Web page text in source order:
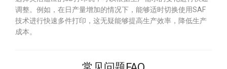
调整。例如，在日产量增加的情况下，能够适时切换使用SAF
技术进行快速多件打印，这无疑能够提高生产效率，降低生产
成本。